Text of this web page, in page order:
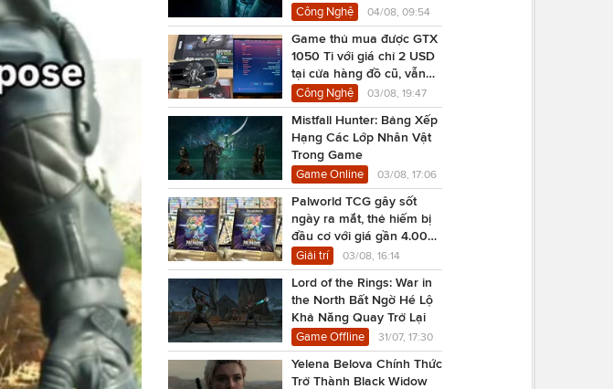
Công Nghệ 04/08, 09:54
Game thủ mua được GTX
1050 Ti với giá chỉ 2 USD
tại cửa hàng đồ cũ, vẫn
chạy Cyberpunk 2077
Công Nghệ 03/08, 19:47
Mistfall Hunter: Bảng Xếp
Hạng Các Lớp Nhân Vật
Trong Game
Game Online 03/08, 17:06
Palworld TCG gây sốt
ngày ra mắt, thẻ hiếm bị
đầu cơ với giá gần 4.000
USD
Giải trí 03/08, 16:14
Lord of the Rings: War in
the North Bất Ngờ Hé Lộ
Khả Năng Quay Trở Lại
Game Offline 31/07, 17:30
Yelena Belova Chính Thức
Trở Thành Black Widow